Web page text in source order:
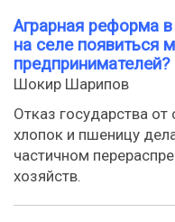
Аграрная реформа
на селе появиться
предпринимателей?
Шокир Шарипов
Отказ государства от
хлопок и пшеницу
частичном
хозяйств.